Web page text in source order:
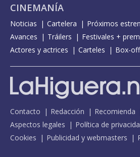
CINEMANÍA
Noticias Cartelera Próximos
Avances
Tráilers
Festivales +
Actores y actrices
Carteles Box-
Contacto Redacción Recomienda
Aspectos legales
Política de
Cookies
Publicidad y webmasters